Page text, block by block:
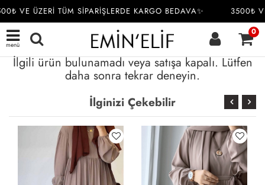
VE ÜZERİ TÜM SİPARİŞLERDE KARGO BEDAVA✨ 3500₺
menü
0
İlgili ürün bulunamadı veya satışa kapalı. Lütfen
daha sonra tekrar deneyin.
İlginizi Çekebilir